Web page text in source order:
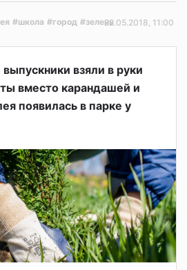
#школа #город #зелень22.05.2018, 11:00
взяли в руки
вместо карандашей и
появилась в парке у